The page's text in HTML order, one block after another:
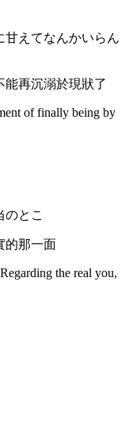
甘えてなんかいらん
能再沉溺於現狀了
of finally being by
のとこ
的那一面
the real you,